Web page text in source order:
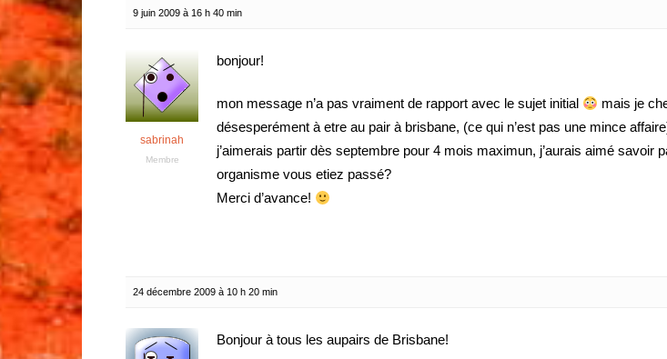
9 juin 2009 à 16 h 40 min
sabrinah
Membre
bonjour!
mon message n’a pas vraiment de rapport avec le sujet initial
mais je
désesperément à etre au pair à brisbane, (ce qui n’est pas une mince
j’aimerais partir dès septembre pour 4 mois maximun, j’aurais aimé savoir
organisme vous etiez passé?
Merci d’avance!
24 décembre 2009 à 10 h 20 min
Bonjour à tous les aupairs de Brisbane!